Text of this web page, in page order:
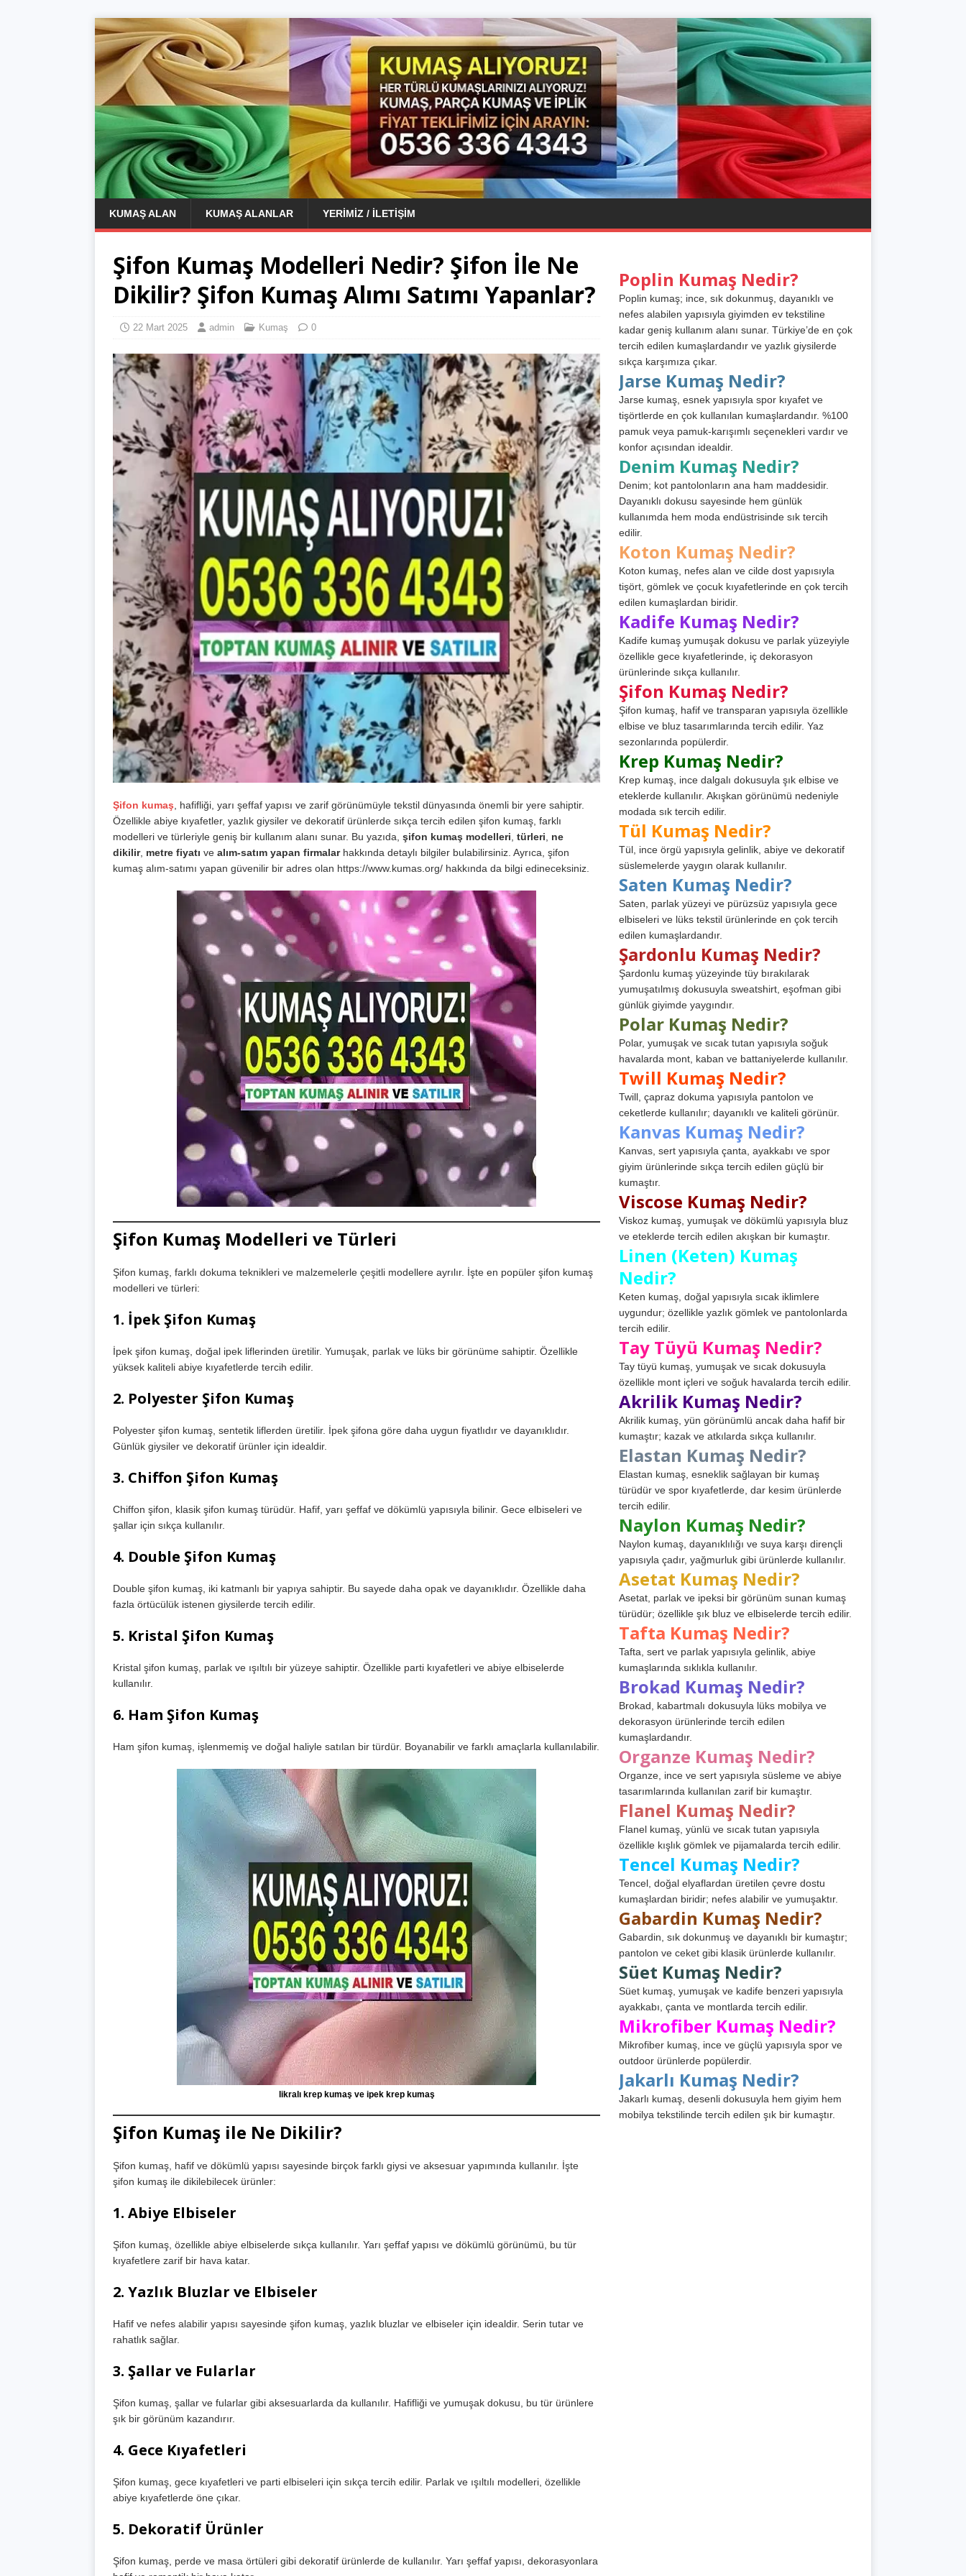
KUMAŞ ALAN KUMAŞ ALANLAR YERIMIZ / İLETIŞIM
Şifon Kumaş Modelleri Nedir? Şifon İle Ne
Dikilir? Şifon Kumaş Alımı Satımı Yapanlar?
22 Mart 2025 admin Kumaş 0
Şifon kumaş , hafifliği, yarı şeffaf yapısı ve zarif görünümüyle tekstil dünyasında önemli bir yere sahiptir.
Özellikle abiye kıyafetler, yazlık giysiler ve dekoratif ürünlerde sıkça tercih edilen şifon kumaş, farklı
modelleri ve türleriyle geniş bir kullanım alanı sunar. Bu yazıda, şifon kumaş modelleri türleri
ne
dikilir, metre fiyatı ve alım-satım yapan firmalarhakkında detaylı bilgiler bulabilirsiniz. Ayrıca, şifon
kumaş alım-satımı yapan güvenilir bir adres olan https://www.kumas.org/ hakkında da bilgi edineceksiniz.
Şifon Kumaş Modelleri ve Türleri
Şifon kumaş, farklı dokuma teknikleri ve malzemelerle çeşitli modellere ayrılır. İşte en popüler şifon kumaş
modelleri ve türleri:
1. İpek Şifon Kumaş
İpek şifon kumaş, doğal ipek liflerinden üretilir. Yumuşak, parlak ve lüks bir görünüme sahiptir. Özellikle
yüksek kaliteli abiye kıyafetlerde tercih edilir.
2. Polyester Şifon Kumaş
Polyester şifon kumaş, sentetik liflerden üretilir. İpek şifona göre daha uygun fiyatlıdır ve dayanıklıdır.
Günlük giysiler ve dekoratif ürünler için idealdir.
3. Chiffon Şifon Kumaş
Chiffon şifon, klasik şifon kumaş türüdür. Hafif, yarı şeffaf ve dökümlü yapısıyla bilinir. Gece elbiseleri ve
şallar için sıkça kullanılır.
4. Double Şifon Kumaş
Double şifon kumaş, iki katmanlı bir yapıya sahiptir. Bu sayede daha opak ve dayanıklıdır. Özellikle daha
fazla örtücülük istenen giysilerde tercih edilir.
5. Kristal Şifon Kumaş
Kristal şifon kumaş, parlak ve ışıltılı bir yüzeye sahiptir. Özellikle parti kıyafetleri ve abiye elbiselerde
kullanılır.
6. Ham Şifon Kumaş
Ham şifon kumaş, işlenmemiş ve doğal haliyle satılan bir türdür. Boyanabilir ve farklı amaçlarla kullanılabilir.
likralı krep kumaş ve ipek krep kumaş
Şifon Kumaş ile Ne Dikilir?
Şifon kumaş, hafif ve dökümlü yapısı sayesinde birçok farklı giysi ve aksesuar yapımında kullanılır. İşte
şifon kumaş ile dikilebilecek ürünler:
1. Abiye Elbiseler
Şifon kumaş, özellikle abiye elbiselerde sıkça kullanılır. Yarı şeffaf yapısı ve dökümlü görünümü, bu tür
kıyafetlere zarif bir hava katar.
2. Yazlık Bluzlar ve Elbiseler
Hafif ve nefes alabilir yapısı sayesinde şifon kumaş, yazlık bluzlar ve elbiseler için idealdir. Serin tutar ve
rahatlık sağlar.
3. Şallar ve Fularlar
Şifon kumaş, şallar ve fularlar gibi aksesuarlarda da kullanılır. Hafifliği ve yumuşak dokusu, bu tür ürünlere
şık bir görünüm kazandırır.
4. Gece Kıyafetleri
Şifon kumaş, gece kıyafetleri ve parti elbiseleri için sıkça tercih edilir. Parlak ve ışıltılı modelleri, özellikle
abiye kıyafetlerde öne çıkar.
5. Dekoratif Ürünler
Şifon kumaş, perde ve masa örtüleri gibi dekoratif ürünlerde de kullanılır. Yarı şeffaf yapısı, dekorasyonlara
Poplin Kumaş Nedir?
Poplin kumaş; ince, sık dokunmuş, dayanıklı ve
nefes alabilen yapısıyla giyimden ev tekstiline
kadar geniş kullanım alanı sunar. Türkiye’de en çok
tercih edilen kumaşlardandır ve yazlık giysilerde
sıkça karşımıza çıkar.
Jarse Kumaş Nedir?
Jarse kumaş, esnek yapısıyla spor kıyafet ve
tişörtlerde en çok kullanılan kumaşlardandır. %100
pamuk veya pamuk-karışımlı seçenekleri vardır ve
konfor açısından idealdir.
Denim Kumaş Nedir?
Denim; kot pantolonların ana ham maddesidir.
Dayanıklı dokusu sayesinde hem günlük
kullanımda hem moda endüstrisinde sık tercih
edilir.
Koton Kumaş Nedir?
Koton kumaş, nefes alan ve cilde dost yapısıyla
tişört, gömlek ve çocuk kıyafetlerinde en çok tercih
edilen kumaşlardan biridir.
Kadife Kumaş Nedir?
Kadife kumaş yumuşak dokusu ve parlak yüzeyiyle
özellikle gece kıyafetlerinde, iç dekorasyon
ürünlerinde sıkça kullanılır.
Şifon Kumaş Nedir?
Şifon kumaş, hafif ve transparan yapısıyla özellikle
elbise ve bluz tasarımlarında tercih edilir. Yaz
sezonlarında popülerdir.
Krep Kumaş Nedir?
Krep kumaş, ince dalgalı dokusuyla şık elbise ve
eteklerde kullanılır. Akışkan görünümü nedeniyle
modada sık tercih edilir.
Tül Kumaş Nedir?
Tül, ince örgü yapısıyla gelinlik, abiye ve dekoratif
süslemelerde yaygın olarak kullanılır.
Saten Kumaş Nedir?
Saten, parlak yüzeyi ve pürüzsüz yapısıyla gece
elbiseleri ve lüks tekstil ürünlerinde en çok tercih
edilen kumaşlardandır.
Şardonlu Kumaş Nedir?
Şardonlu kumaş yüzeyinde tüy bırakılarak
yumuşatılmış dokusuyla sweatshirt, eşofman gibi
günlük giyimde yaygındır.
Polar Kumaş Nedir?
Polar, yumuşak ve sıcak tutan yapısıyla soğuk
havalarda mont, kaban ve battaniyelerde kullanılır.
Twill Kumaş Nedir?
Twill, çapraz dokuma yapısıyla pantolon ve
ceketlerde kullanılır; dayanıklı ve kaliteli görünür.
Kanvas Kumaş Nedir?
Kanvas, sert yapısıyla çanta, ayakkabı ve spor
giyim ürünlerinde sıkça tercih edilen güçlü bir
kumaştır.
Viscose Kumaş Nedir?
Viskoz kumaş, yumuşak ve dökümlü yapısıyla bluz
ve eteklerde tercih edilen akışkan bir kumaştır.
Linen (Keten) Kumaş
Nedir?
Keten kumaş, doğal yapısıyla sıcak iklimlere
uygundur; özellikle yazlık gömlek ve pantolonlarda
tercih edilir.
Tay Tüyü Kumaş Nedir?
Tay tüyü kumaş, yumuşak ve sıcak dokusuyla
özellikle mont içleri ve soğuk havalarda tercih edilir.
Akrilik Kumaş Nedir?
Akrilik kumaş, yün görünümlü ancak daha hafif bir
kumaştır; kazak ve atkılarda sıkça kullanılır.
Elastan Kumaş Nedir?
Elastan kumaş, esneklik sağlayan bir kumaş
türüdür ve spor kıyafetlerde, dar kesim ürünlerde
tercih edilir.
Naylon Kumaş Nedir?
Naylon kumaş, dayanıklılığı ve suya karşı dirençli
yapısıyla çadır, yağmurluk gibi ürünlerde kullanılır.
Asetat Kumaş Nedir?
Asetat, parlak ve ipeksi bir görünüm sunan kumaş
türüdür; özellikle şık bluz ve elbiselerde tercih edilir.
Tafta Kumaş Nedir?
Tafta, sert ve parlak yapısıyla gelinlik, abiye
kumaşlarında sıklıkla kullanılır.
Brokad Kumaş Nedir?
Brokad, kabartmalı dokusuyla lüks mobilya ve
dekorasyon ürünlerinde tercih edilen
kumaşlardandır.
Organze Kumaş Nedir?
Organze, ince ve sert yapısıyla süsleme ve abiye
tasarımlarında kullanılan zarif bir kumaştır.
Flanel Kumaş Nedir?
Flanel kumaş, yünlü ve sıcak tutan yapısıyla
özellikle kışlık gömlek ve pijamalarda tercih edilir.
Tencel Kumaş Nedir?
Tencel, doğal elyaflardan üretilen çevre dostu
kumaşlardan biridir; nefes alabilir ve yumuşaktır.
Gabardin Kumaş Nedir?
Gabardin, sık dokunmuş ve dayanıklı bir kumaştır;
pantolon ve ceket gibi klasik ürünlerde kullanılır.
Süet Kumaş Nedir?
Süet kumaş, yumuşak ve kadife benzeri yapısıyla
ayakkabı, çanta ve montlarda tercih edilir.
Mikrofiber Kumaş Nedir?
Mikrofiber kumaş, ince ve güçlü yapısıyla spor ve
outdoor ürünlerde popülerdir.
Jakarlı Kumaş Nedir?
Jakarlı kumaş, desenli dokusuyla hem giyim hem
mobilya tekstilinde tercih edilen şık bir kumaştır.